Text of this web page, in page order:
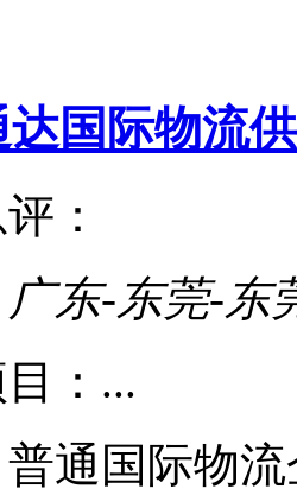
达国际物流
：
东-东莞-东
：...
通国际物